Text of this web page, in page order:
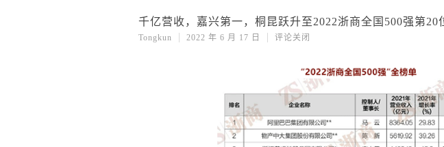
千亿营收，嘉兴第一，桐昆跃升至2022浙商全国500强第20
Tongkun 2022 年 6 月 17 日 评论关闭